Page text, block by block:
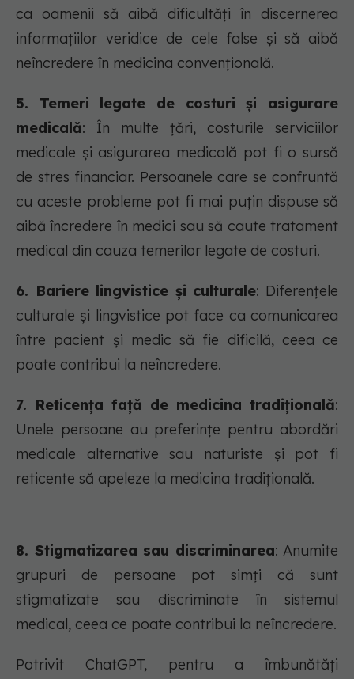
ca oamenii să aibă dificultăți în discernerea
informațiilor veridice de cele false și să aibă
neîncredere în medicina convențională.
5. Temeri legate de costuri și asigurare
medicală: În multe țări, costurile serviciilor
medicale și asigurarea medicală pot fi o sursă
de stres financiar. Persoanele care se confruntă
cu aceste probleme pot fi mai puțin dispuse să
aibă încredere în medici sau să caute tratament
medical din cauza temerilor legate de costuri.
6. Bariere lingvistice și culturale: Diferențele
culturale și lingvistice pot face ca comunicarea
între pacient și medic să fie dificilă, ceea ce
poate contribui la neîncredere.
7. Reticența față de medicina tradițională:
Unele persoane au preferințe pentru abordări
medicale alternative sau naturiste și pot fi
reticente să apeleze la medicina tradițională.
8. Stigmatizarea sau discriminarea: Anumite
grupuri de persoane pot simți că sunt
stigmatizate sau discriminate în sistemul
medical, ceea ce poate contribui la neîncredere.
Potrivit ChatGPT, pentru a îmbunătăți